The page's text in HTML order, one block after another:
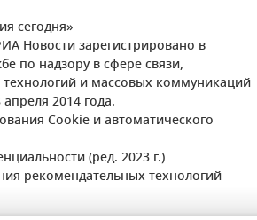
сегодня»
Новости зарегистрировано в
по надзору в сфере связи,
и массовых коммуникаций
2014 года.
Cookie и автоматического
(ред. 2023 г.)
рекомендательных технологий